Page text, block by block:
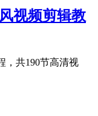
视频剪辑教
，共190节高清视